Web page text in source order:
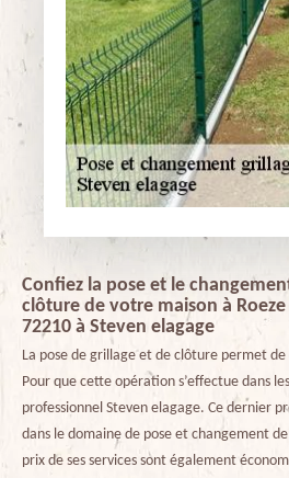
Confiez la pose et le
clôture de votre maison à
72210 à Steven elagage
La pose de grillage et de clôture permet
Pour que cette opération s’effectue dans
professionnel Steven elagage. Ce dernier
dans le domaine de pose et changement
prix de ses services sont également